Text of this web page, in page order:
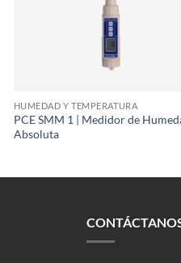
HUMEDAD Y TEMPERATURA
PCE SMM 1 | Medidor de
Absoluta